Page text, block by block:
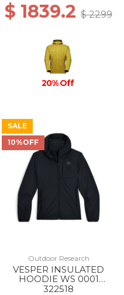
$ 1839.2 $ 2299
20% Off
SALE
10%OFF
Outdoor Research
VESPER INSULATED
HOODIE WS 0001
BLACK
322518